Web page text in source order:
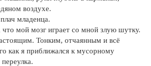
воздухе.
младенца.
что мой мозг играет со мной злую шутку.
Тонким, отчаянным и всё
как я приближался к мусорному